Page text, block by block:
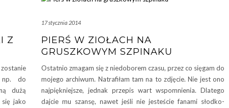
Z
np. do
dużą
jako
17 stycznia 2014
PIERŚ W ZIOŁACH NA
GRUSZKOWYM SZPINAKU
Ostatnio zmagam się z niedoborem czasu, przez co sięgam do
mojego archiwum. Natrafiłam tam na to zdjęcie. Nie jest ono
najpiękniejsze, jednak przepis wart wspomnienia. Dlatego
dajcie mu szansę, nawet jeśli nie jesteście fanami słodko-